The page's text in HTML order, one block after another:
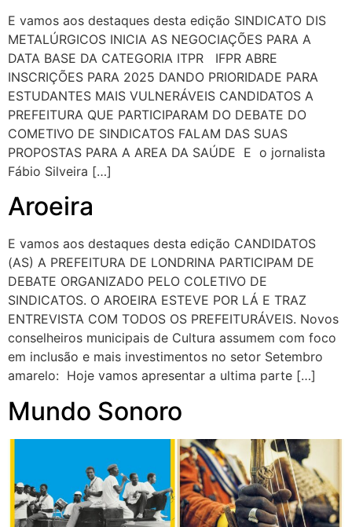
E vamos aos destaques desta edição SINDICATO DIS
METALÚRGICOS INICIA AS NEGOCIAÇÕES PARA A
DATA BASE DA CATEGORIA ITPR IFPR ABRE
INSCRIÇÕES PARA 2025 DANDO PRIORIDADE PARA
ESTUDANTES MAIS VULNERÁVEIS CANDIDATOS A
PREFEITURA QUE PARTICIPARAM DO DEBATE DO
COMETIVO DE SINDICATOS FALAM DAS SUAS
PROPOSTAS PARA A AREA DA SAÚDE E o jornalista
Fábio Silveira […]
Aroeira
E vamos aos destaques desta edição CANDIDATOS
(AS) A PREFEITURA DE LONDRINA PARTICIPAM DE
DEBATE ORGANIZADO PELO COLETIVO DE
SINDICATOS. O AROEIRA ESTEVE POR LÁ E TRAZ
ENTREVISTA COM TODOS OS PREFEITURÁVEIS. Novos
conselheiros municipais de Cultura assumem com foco
em inclusão e mais investimentos no setor Setembro
amarelo: Hoje vamos apresentar a ultima parte […]
Mundo Sonoro